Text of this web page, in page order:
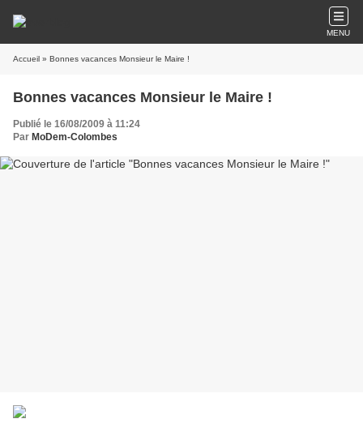
MENU
Accueil » Bonnes vacances Monsieur le Maire !
Bonnes vacances Monsieur le Maire !
Publié le 16/08/2009 à 11:24
Par MoDem-Colombes